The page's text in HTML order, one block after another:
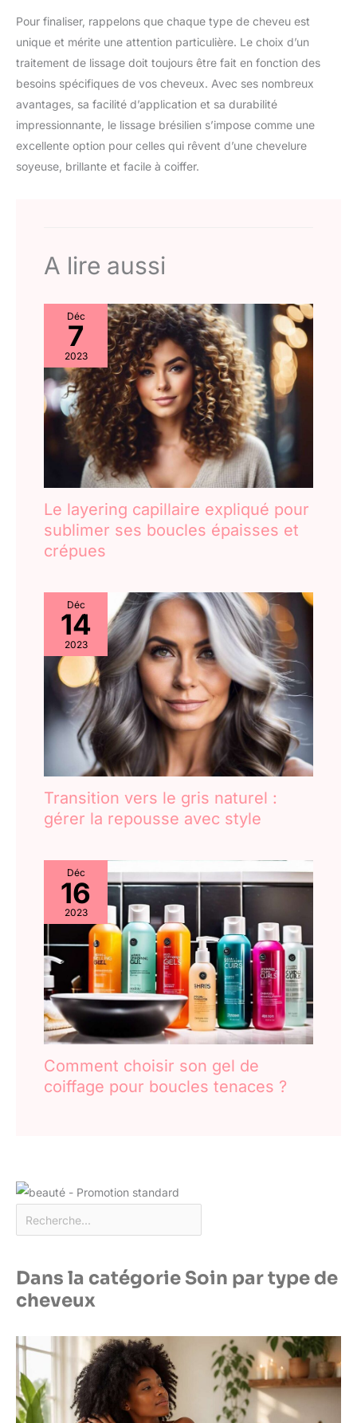
Pour finaliser, rappelons que chaque type de cheveu est
unique et mérite une attention particulière. Le choix d’un
traitement de lissage doit toujours être fait en fonction des
besoins spécifiques de vos cheveux. Avec ses nombreux
avantages, sa facilité d’application et sa durabilité
impressionnante, le lissage brésilien s’impose comme une
excellente option pour celles qui rêvent d’une chevelure
soyeuse, brillante et facile à coiffer.
A lire aussi
Déc
7
2023
Le layering capillaire expliqué pour
sublimer ses boucles épaisses et
crépues
Déc
14
2023
Transition vers le gris naturel :
gérer la repousse avec style
Déc
16
2023
Comment choisir son gel de
coiffage pour boucles tenaces ?
Dans la catégorie Soin par type de
cheveux